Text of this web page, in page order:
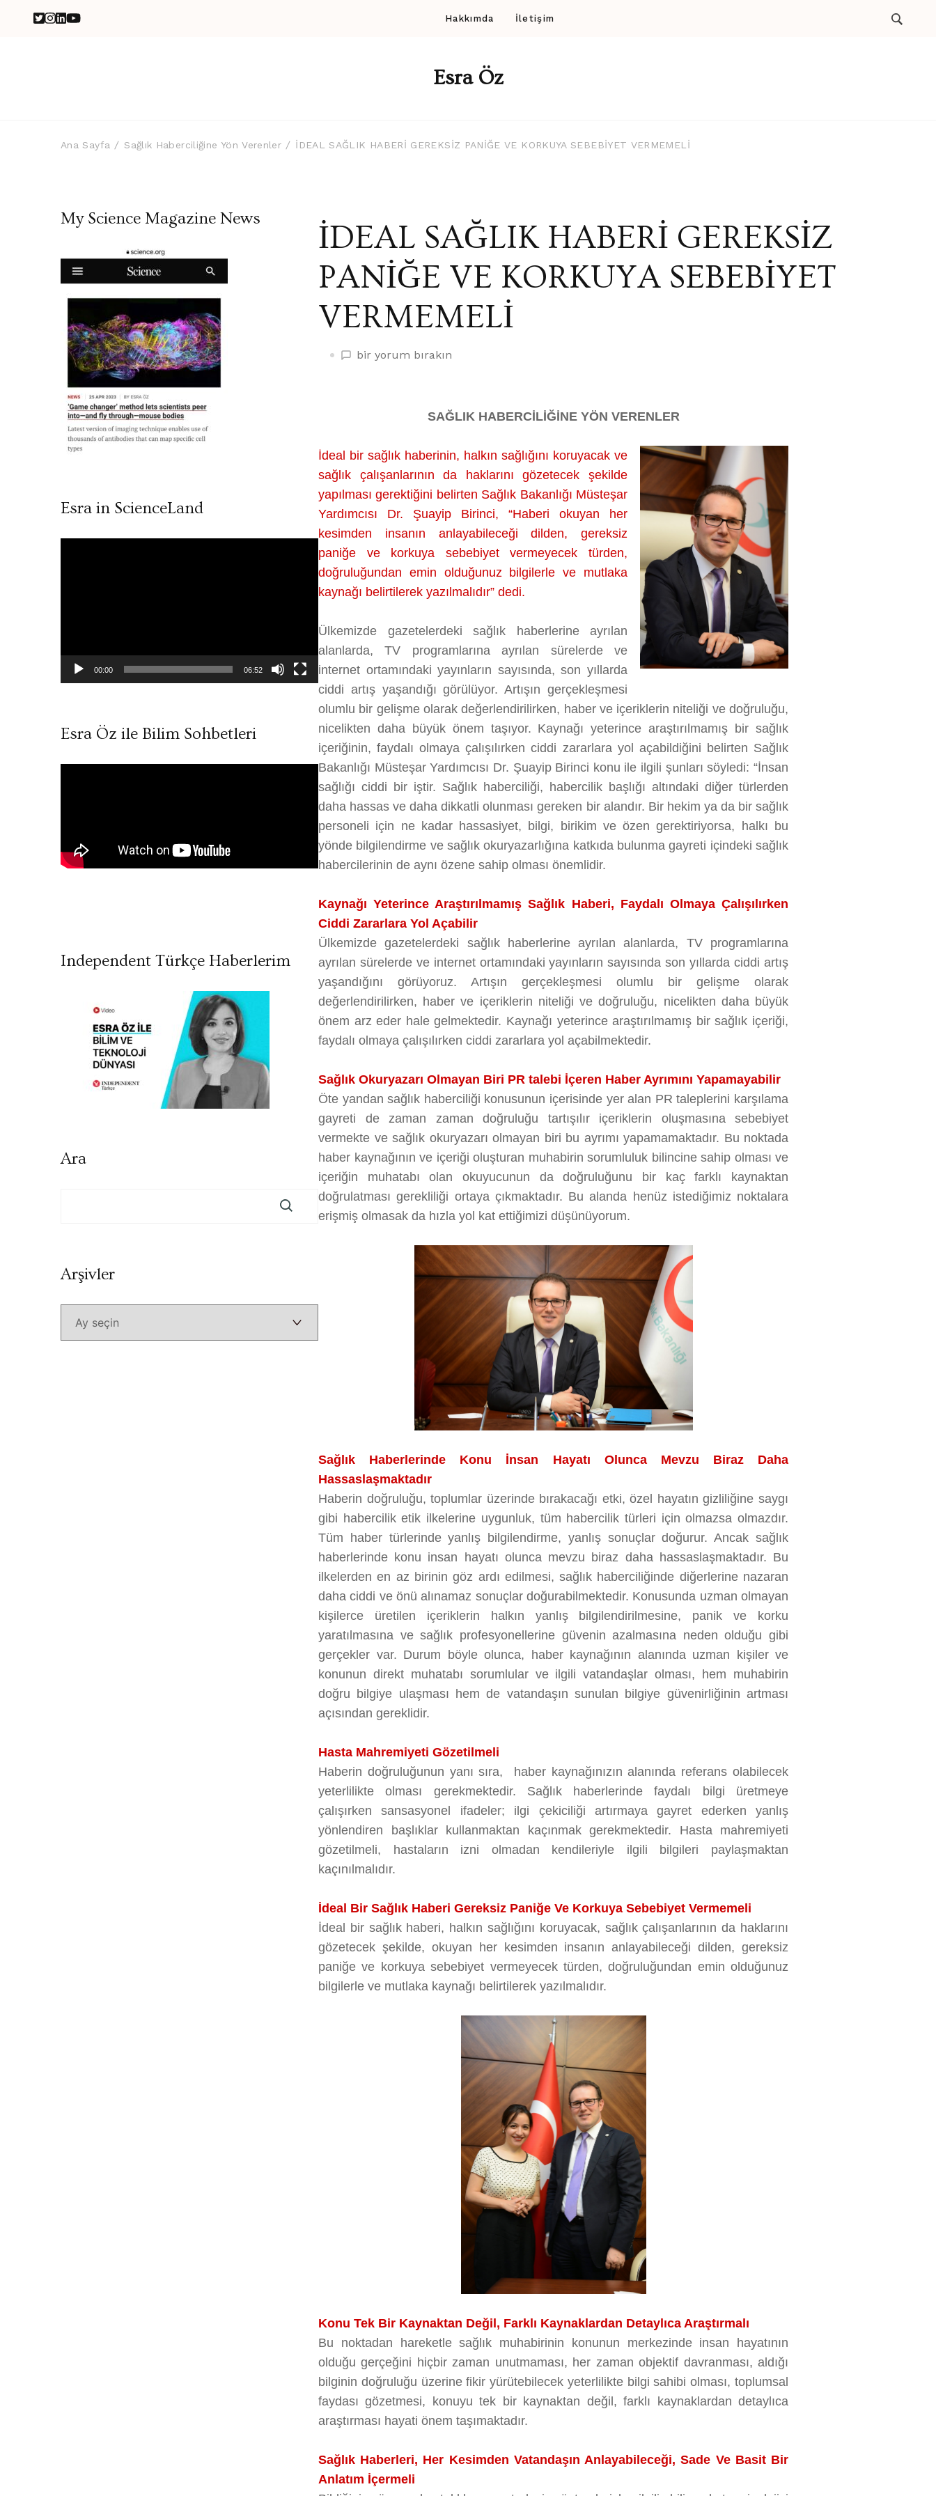
Hakkımda İletişim
Esra Öz
Ana Sayfa Sağlık Haberciliğine Yön Verenler İDEAL SAĞLIK HABERİ GEREKSİZ PANİĞE VE KORKUYA SEBEBİYET VERMEMELİ
İDEAL SAĞLIK HABERİ GEREKSİZ
PANİĞE VE KORKUYA SEBEBİYET
VERMEMELİ
İDEAL
KORKUYA
SEBEBİYET
VERMEMELİ
üzerine
bir yorum bırakın
SAĞLIK HABERCİLİĞİNE YÖN VERENLER
İdeal bir sağlık haberinin, halkın sağlığını koruyacak ve
sağlık çalışanlarının da haklarını gözetecek şekilde
yapılması gerektiğini belirten Sağlık Bakanlığı Müsteşar
Yardımcısı Dr. Şuayip Birinci, “Haberi okuyan her
kesimden insanın anlayabileceği dilden, gereksiz
paniğe ve korkuya sebebiyet vermeyecek türden,
doğruluğundan emin olduğunuz bilgilerle ve mutlaka
kaynağı belirtilerek yazılmalıdır” dedi.
Ülkemizde gazetelerdeki sağlık haberlerine ayrılan
alanlarda, TV programlarına ayrılan sürelerde ve
internet ortamındaki yayınların sayısında, son yıllarda
ciddi artış yaşandığı görülüyor. Artışın gerçekleşmesi
olumlu bir gelişme olarak değerlendirilirken, haber ve içeriklerin niteliği ve doğruluğu,
nicelikten daha büyük önem taşıyor. Kaynağı yeterince araştırılmamış bir sağlık
içeriğinin, faydalı olmaya çalışılırken ciddi zararlara yol açabildiğini belirten Sağlık
Bakanlığı Müsteşar Yardımcısı Dr. Şuayip Birinci konu ile ilgili şunları söyledi: “İnsan
sağlığı ciddi bir iştir. Sağlık haberciliği, habercilik başlığı altındaki diğer türlerden
daha hassas ve daha dikkatli olunması gereken bir alandır. Bir hekim ya da bir sağlık
personeli için ne kadar hassasiyet, bilgi, birikim ve özen gerektiriyorsa, halkı bu
yönde bilgilendirme ve sağlık okuryazarlığına katkıda bulunma gayreti içindeki sağlık
habercilerinin de aynı özene sahip olması önemlidir.
Kaynağı Yeterince Araştırılmamış Sağlık Haberi, Faydalı Olmaya Çalışılırken
Ciddi Zararlara Yol Açabilir
Ülkemizde gazetelerdeki sağlık haberlerine ayrılan alanlarda, TV programlarına
ayrılan sürelerde ve internet ortamındaki yayınların sayısında son yıllarda ciddi artış
yaşandığını görüyoruz. Artışın gerçekleşmesi olumlu bir gelişme olarak
değerlendirilirken, haber ve içeriklerin niteliği ve doğruluğu, nicelikten daha büyük
önem arz eder hale gelmektedir. Kaynağı yeterince araştırılmamış bir sağlık içeriği,
faydalı olmaya çalışılırken ciddi zararlara yol açabilmektedir.
Sağlık Okuryazarı Olmayan Biri PR talebi İçeren Haber Ayrımını Yapamayabilir
Öte yandan sağlık haberciliği konusunun içerisinde yer alan PR taleplerini karşılama
gayreti de zaman zaman doğruluğu tartışılır içeriklerin oluşmasına sebebiyet
vermekte ve sağlık okuryazarı olmayan biri bu ayrımı yapamamaktadır. Bu noktada
haber kaynağının ve içeriği oluşturan muhabirin sorumluluk bilincine sahip olması ve
içeriğin muhatabı olan okuyucunun da doğruluğunu bir kaç farklı kaynaktan
doğrulatması gerekliliği ortaya çıkmaktadır. Bu alanda henüz istediğimiz noktalara
erişmiş olmasak da hızla yol kat ettiğimizi düşünüyorum.
Sağlık Haberlerinde Konu İnsan Hayatı Olunca Mevzu Biraz Daha
Hassaslaşmaktadır
Haberin doğruluğu, toplumlar üzerinde bırakacağı etki, özel hayatın gizliliğine saygı
gibi habercilik etik ilkelerine uygunluk, tüm habercilik türleri için olmazsa olmazdır.
Tüm haber türlerinde yanlış bilgilendirme, yanlış sonuçlar doğurur. Ancak sağlık
haberlerinde konu insan hayatı olunca mevzu biraz daha hassaslaşmaktadır. Bu
ilkelerden en az birinin göz ardı edilmesi, sağlık haberciliğinde diğerlerine nazaran
daha ciddi ve önü alınamaz sonuçlar doğurabilmektedir. Konusunda uzman olmayan
kişilerce üretilen içeriklerin halkın yanlış bilgilendirilmesine, panik ve korku
yaratılmasına ve sağlık profesyonellerine güvenin azalmasına neden olduğu gibi
gerçekler var. Durum böyle olunca, haber kaynağının alanında uzman kişiler ve
konunun direkt muhatabı sorumlular ve ilgili vatandaşlar olması, hem muhabirin
doğru bilgiye ulaşması hem de vatandaşın sunulan bilgiye güvenirliğinin artması
açısından gereklidir.
Hasta Mahremiyeti Gözetilmeli
Haberin doğruluğunun yanı sıra, haber kaynağınızın alanında referans olabilecek
yeterlilikte olması gerekmektedir. Sağlık haberlerinde faydalı bilgi üretmeye
çalışırken sansasyonel ifadeler; ilgi çekiciliği artırmaya gayret ederken yanlış
yönlendiren başlıklar kullanmaktan kaçınmak gerekmektedir. Hasta mahremiyeti
gözetilmeli, hastaların izni olmadan kendileriyle ilgili bilgileri paylaşmaktan
kaçınılmalıdır.
İdeal Bir Sağlık Haberi Gereksiz Paniğe Ve Korkuya Sebebiyet Vermemeli
İdeal bir sağlık haberi, halkın sağlığını koruyacak, sağlık çalışanlarının da haklarını
gözetecek şekilde, okuyan her kesimden insanın anlayabileceği dilden, gereksiz
paniğe ve korkuya sebebiyet vermeyecek türden, doğruluğundan emin olduğunuz
bilgilerle ve mutlaka kaynağı belirtilerek yazılmalıdır.
Konu Tek Bir Kaynaktan Değil, Farklı Kaynaklardan Detaylıca Araştırmalı
Bu noktadan hareketle sağlık muhabirinin konunun merkezinde insan hayatının
olduğu gerçeğini hiçbir zaman unutmaması, her zaman objektif davranması, aldığı
bilginin doğruluğu üzerine fikir yürütebilecek yeterlilikte bilgi sahibi olması, toplumsal
faydası gözetmesi, konuyu tek bir kaynaktan değil, farklı kaynaklardan detaylıca
araştırması hayati önem taşımaktadır.
Sağlık Haberleri, Her Kesimden Vatandaşın Anlayabileceği, Sade Ve Basit Bir
Anlatım İçermeli
My Science Magazine News
Esra in ScienceLand
00:00 06:52
Esra Öz ile Bilim Sohbetleri
Independent Türkçe Haberlerim
Ara
ArşivlerArşivler